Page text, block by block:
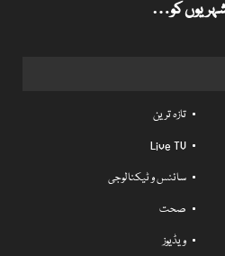
کو…
تازہ ترین
Live TV
سائنس و ٹیکنالوجی
صحت
ویڈیوز